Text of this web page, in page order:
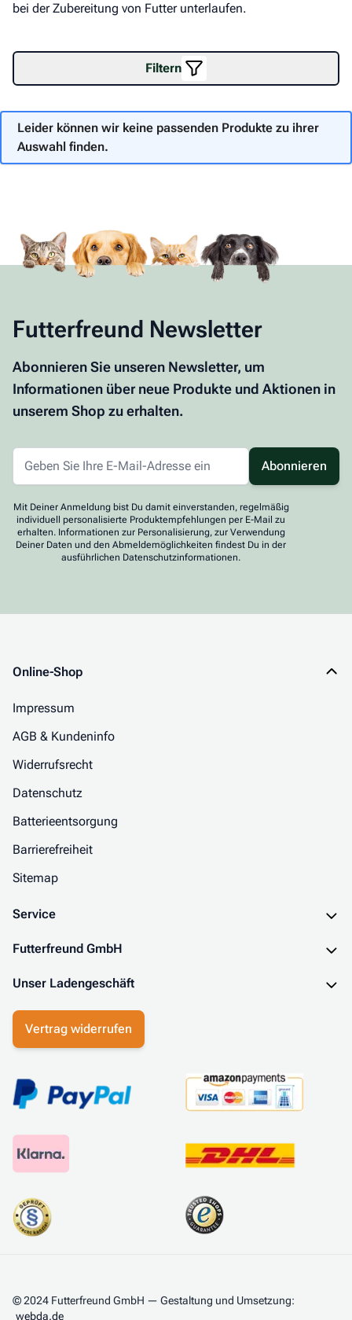
bei der Zubereitung von Futter unterlaufen.
Filtern
Leider können wir keine passenden Produkte zu ihrer
Auswahl finden.
Futterfreund Newsletter
Abonnieren Sie unseren Newsletter, um
Informationen über neue Produkte und Aktionen in
unserem Shop zu erhalten.
Abonnieren
Mit Deiner Anmeldung bist Du damit einverstanden, regelmäßig
individuell personalisierte Produktempfehlungen per E-Mail zu
erhalten. Informationen zur Personalisierung, zur Verwendung
Deiner Daten und den Abmeldemöglichkeiten findest Du in der
ausführlichen Datenschutzinformationen.
Online-Shop
Impressum
AGB & Kundeninfo
Widerrufsrecht
Datenschutz
Batterieentsorgung
Barrierefreiheit
Sitemap
Service
Futterfreund GmbH
Unser Ladengeschäft
Vertrag widerrufen
© 2024 Futterfreund GmbH — Gestaltung und Umsetzung:
webda.de